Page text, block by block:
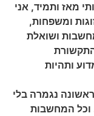
מאז ותמיד, אני
ומשפחות,
ושואלת
ותהיות
הראשונה נגמרה בלי
וכל המחשבות